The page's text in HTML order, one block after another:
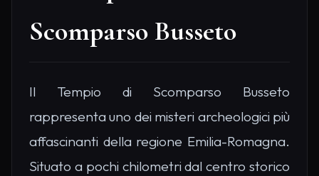
Scomparso Busseto
Il Tempio di Scomparso Busseto
rappresenta uno dei misteri archeologici più
affascinanti della regione Emilia-Romagna.
Situato a pochi chilometri dal centro storico